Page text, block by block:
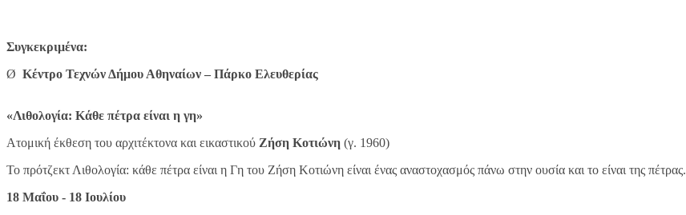
Συγκεκριμένα:
Ø Κέντρο Τεχνών Δήμου Αθηναίων – Πάρκο Ελευθερίας
«Λιθολογία: Κάθε πέτρα είναι η γη»
Ατομική έκθεση του αρχιτέκτονα και εικαστικού Ζήση Κοτιώνη (γ. 1960)
Το πρότζεκτ Λιθολογία: κάθε πέτρα είναι η Γη του Ζήση Κοτιώνη είναι ένας αναστοχασμός πάνω στην ουσία και το είναι της πέτρας.
18 Μαΐου - 18 Ιουλίου